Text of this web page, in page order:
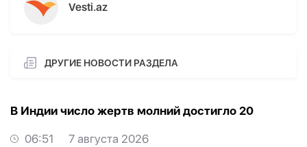
Vesti.az
ДРУГИЕ НОВОСТИ РАЗДЕЛА
В Индии число жертв молний достигло 20
06:51
7 августа 2026